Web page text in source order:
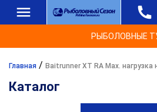
РЫБОЛОВНЫЕ
Главная / Baitrunner XT RA Max.
Каталог